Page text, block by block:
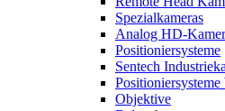
Spezialkameras
Analog HD-
Positioniersysteme
Sentech
Objektive